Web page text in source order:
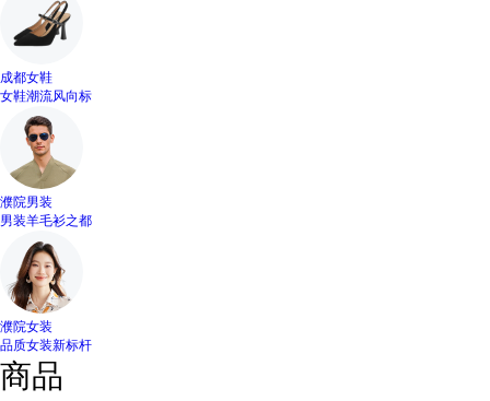
成都女鞋
女鞋潮流风向标
濮院男装
男装羊毛衫之都
濮院女装
品质女装新标杆
商品